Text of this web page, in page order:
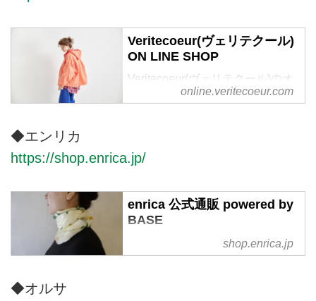
はの豊富な品揃え。
Veritecoeur(ヴェリテクール)
ON LINE SHOP
Veritecoeur(ヴェリテクール)のオ
フィシャル通販サイトです。 オ
online.veritecoeur.com
◆エンリカ
https://shop.enrica.jp/
enrica 公式通販 powered by
BASE
enrica公式通販サイト。enricaの
洋服は日本の天然素材、植物を使
shop.enrica.jp
◆オルサ